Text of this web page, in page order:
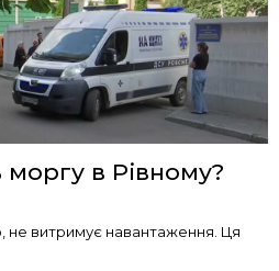
в Рівному?
не витримує навантаження. Ця